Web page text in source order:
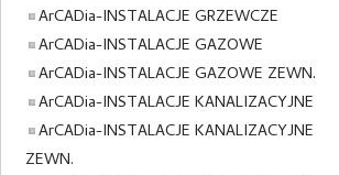
ArCADia-INSTALACJE GRZEWCZE
ArCADia-INSTALACJE GAZOWE
ArCADia-INSTALACJE GAZOWE ZEWN.
ArCADia-INSTALACJE KANALIZACYJNE
ArCADia-INSTALACJE KANALIZACYJNE
ZEWN.